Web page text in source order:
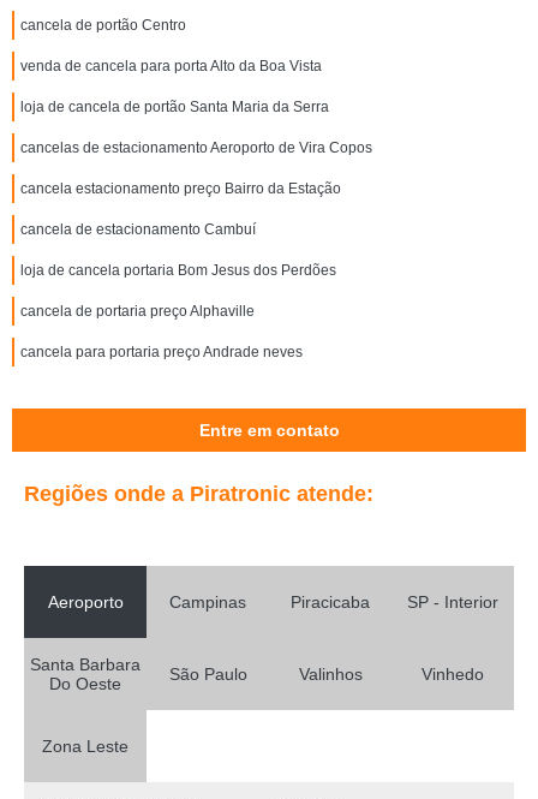
cancela de portão Centro
venda de cancela para porta Alto da Boa Vista
loja de cancela de portão Santa Maria da Serra
cancelas de estacionamento Aeroporto de Vira Copos
cancela estacionamento preço Bairro da Estação
cancela de estacionamento Cambuí
loja de cancela portaria Bom Jesus dos Perdões
cancela de portaria preço Alphaville
cancela para portaria preço Andrade neves
Entre em contato
Regiões onde a Piratronic atende:
Aeroporto Campinas Piracicaba SP - Interior
Santa Barbara
Do Oeste
São Paulo Valinhos Vinhedo
Zona Leste